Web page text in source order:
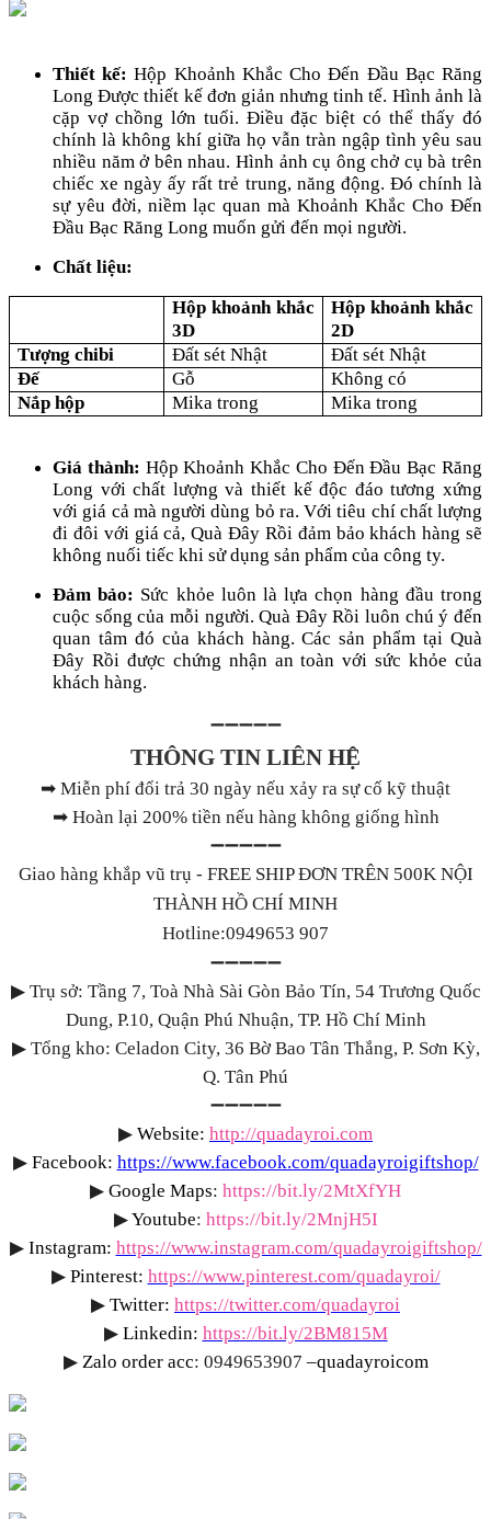
Thiết kế:Hộp Khoảnh Khắc Cho Đến Đầu Bạc Răng
Long Được thiết kế đơn giản nhưng tinh tế. Hình ảnh là
cặp vợ chồng lớn tuổi. Điều đặc biệt có thể thấy đó
chính là không khí giữa họ vẫn tràn ngập tình yêu sau
nhiều năm ở bên nhau. Hình ảnh cụ ông chở cụ bà trên
chiếc xe ngày ấy rất trẻ trung, năng động. Đó chính là
sự yêu đời, niềm lạc quan mà Khoảnh Khắc Cho Đến
Đầu Bạc Răng Long muốn gửi đến mọi người.
Chất liệu:
Hộp khoảnh khắc
3D
Hộp khoảnh khắc
2D
Tượng chibi
Đất sét Nhật
Đất sét Nhật
Đế
Gỗ
Không có
Nắp hộp
Mika trong Mika trong
Giá thành: Hộp Khoảnh Khắc Cho Đến Đầu Bạc Răng
Long với chất lượng và thiết kế độc đáo tương xứng
với giá cả mà người dùng bỏ ra. Với tiêu chí chất lượng
đi đôi với giá cả, Quà Đây Rồi đảm bảo khách hàng sẽ
không nuối tiếc khi sử dụng sản phẩm của công ty.
Đảm bảo: Sức khỏe luôn là lựa chọn hàng đầu trong
cuộc sống của mỗi người. Quà Đây Rồi luôn chú ý đến
quan tâm đó của khách hàng. Các sản phẩm tại Quà
Đây Rồi được chứng nhận an toàn với sức khỏe của
khách hàng.
➖➖➖➖➖
THÔNG TIN LIÊN HỆ
➡ Miễn phí đổi trả 30 ngày nếu xảy ra sự cố kỹ thuật
➡Hoàn lại 200% tiền nếu hàng không giống hình
➖➖➖➖➖
Giao hàng khắp vũ trụ - FREE SHIP ĐƠN TRÊN 500K NỘI
THÀNH HỒ CHÍ MINH
Hotline:0949653 907
➖➖➖➖➖
▶Trụ sở: Tầng 7, Toà Nhà Sài Gòn Bảo Tín, 54 Trương Quốc
Dung, P.10, Quận Phú Nhuận, TP. Hồ Chí Minh
▶Tổng kho: Celadon City, 36 Bờ Bao Tân Thắng, P. Sơn Kỳ,
Q. Tân Phú
➖➖➖➖➖
▶ Website: http://quadayroi.com
▶ Facebook: https://www.facebook.com/quadayroigiftshop/
▶ Google Maps: https://bit.ly/2MtXfYH
▶Youtube: https://bit.ly/2MnjH5I
▶ Instagram: https://www.instagram.com/quadayroigiftshop/
▶ Pinterest: https://www.pinterest.com/quadayroi/
▶ Twitter: https://twitter.com/quadayroi
▶ Linkedin: https://bit.ly/2BM815M
▶ Zalo order acc: 0949653907 –quadayroicom